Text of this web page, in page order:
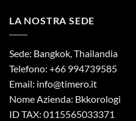
LA NOSTRA SEDE
Sede: Bangkok, Thailandia
Telefono: +66 994739585
Email: info@timero.it
Nome Azienda: Bkkorologi
ID TAX: 0115565033371